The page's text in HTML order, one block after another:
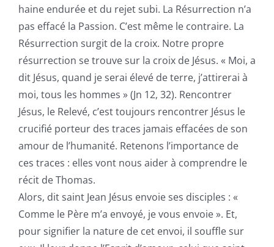
haine endurée et du rejet subi. La Résurrection n’a
pas effacé la Passion. C’est même le contraire. La
Résurrection surgit de la croix. Notre propre
résurrection se trouve sur la croix de Jésus. « Moi, a
dit Jésus, quand je serai élevé de terre, j’attirerai à
moi, tous les hommes » (Jn 12, 32). Rencontrer
Jésus, le Relevé, c’est toujours rencontrer Jésus le
crucifié porteur des traces jamais effacées de son
amour de l’humanité. Retenons l’importance de
ces traces : elles vont nous aider à comprendre le
récit de Thomas.
Alors, dit saint Jean Jésus envoie ses disciples : «
Comme le Père m’a envoyé, je vous envoie ». Et,
pour signifier la nature de cet envoi, il souffle sur